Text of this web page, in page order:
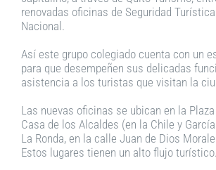
renovadas oficinas de Seguridad
Nacional.
Así este grupo colegiado cuenta con un
para que desempeñen sus delicadas
asistencia a los turistas que visitan la
Las nuevas oficinas se ubican en la Plaza
Casa de los Alcaldes (en la Chile y
La Ronda, en la calle Juan de Dios
Estos lugares tienen un alto flujo turístico.